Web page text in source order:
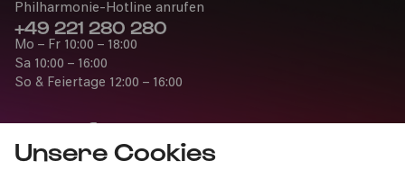
Unsere Cookies
Bürgerzentrum Nippes, Altenberger Hof
PhilharmonieVeedel Pänz
»WasserWerke«
Philharmonie-Hotline anrufen
+49 221 280 280
Mo – Fr 10:00 – 18:00
Sa 10:00 – 16:00
So & Feiertage 12:00 – 16:00